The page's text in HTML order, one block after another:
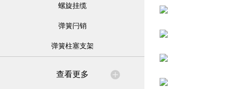
螺旋挂缆
弹簧闩销
弹簧柱塞支架
查看更多